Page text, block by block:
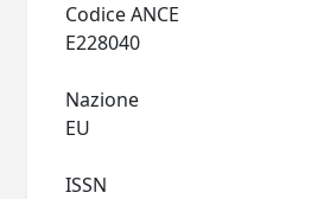
Codice ANCE
Nazione
ISSN